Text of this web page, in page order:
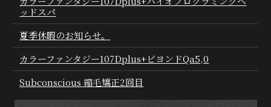
ッドスパ
夏季休暇のお知らせ。
カラーファンタジー107Dplus+ビヨンドQa5,0
Subconscious 縮毛矯正2回目